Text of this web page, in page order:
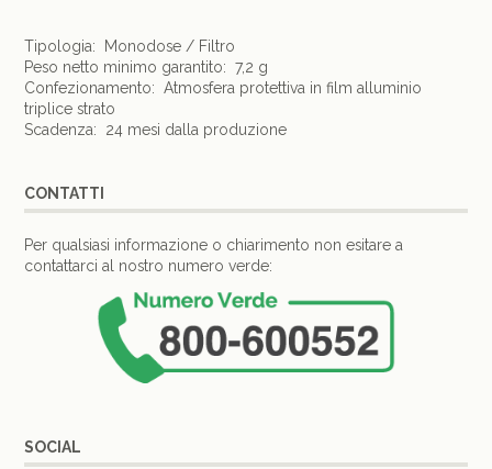
Tipologia: Monodose / Filtro
Peso netto minimo garantito: 7,2 g
Confezionamento: Atmosfera protettiva in film alluminio
triplice strato
Scadenza: 24 mesi dalla produzione
CONTATTI
Per qualsiasi informazione o chiarimento non esitare a
contattarci al nostro numero verde:
SOCIAL